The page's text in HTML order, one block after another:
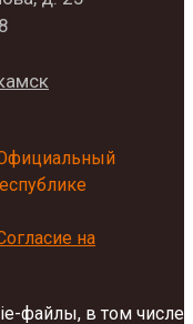
на
файлы, в том числе